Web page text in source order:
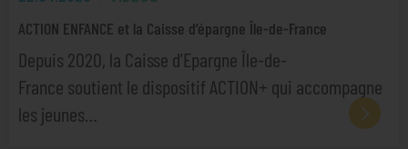
ACTION ENFANCE et la Caisse d’épargne Île-de-France
Depuis 2020, la Caisse d’Epargne Île-de-
France soutient le dispositif ACTION+ qui accompagne
les jeunes…